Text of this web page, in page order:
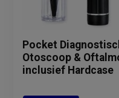
Pocket
Otoscoop &
inclusief Hardcase